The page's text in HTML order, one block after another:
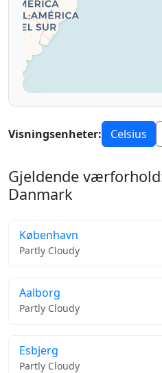
Visningsenheter: Celsius
Gjeldende
Danmark
København
Partly Cloudy
Aalborg
Partly Cloudy
Esbjerg
Partly Cloudy